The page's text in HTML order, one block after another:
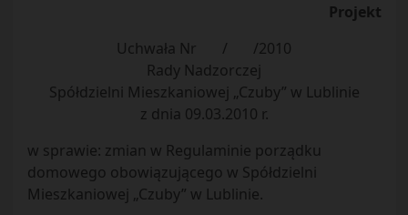
Projekt
Uchwała Nr / /2010
Rady Nadzorczej
Spółdzielni Mieszkaniowej „Czuby” w Lublinie
z dnia 09.03.2010 r.
w sprawie: zmian w Regulaminie porządku
domowego obowiązującego w Spółdzielni
Mieszkaniowej „Czuby” w Lublinie.